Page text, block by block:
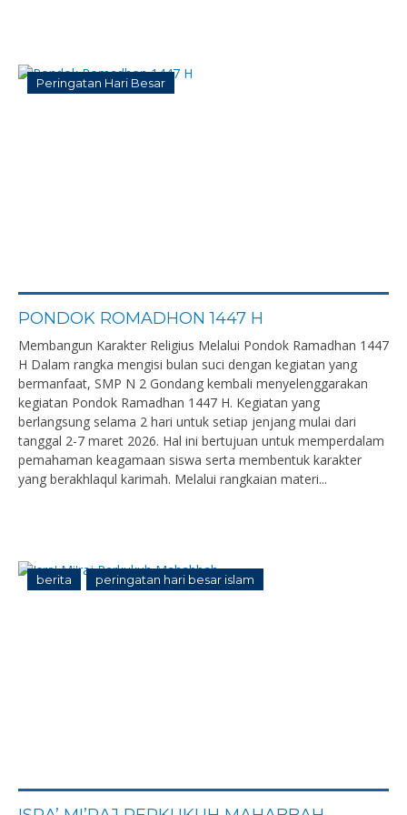
Peringatan Hari Besar
PONDOK ROMADHON 1447 H
Membangun Karakter Religius Melalui Pondok Ramadhan 1447
H Dalam rangka mengisi bulan suci dengan kegiatan yang
bermanfaat, SMP N 2 Gondang kembali menyelenggarakan
kegiatan Pondok Ramadhan 1447 H. Kegiatan yang
berlangsung selama 2 hari untuk setiap jenjang mulai dari
tanggal 2-7 maret 2026. Hal ini bertujuan untuk memperdalam
pemahaman keagamaan siswa serta membentuk karakter
yang berakhlaqul karimah. Melalui rangkaian materi...
berita peringatan hari besar islam